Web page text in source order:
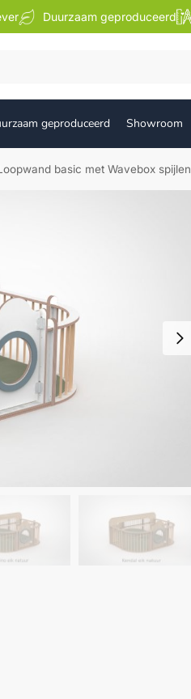
Duurzaam geproduceerd
geproduceerd Showroom
basic met Wavebox spijlen